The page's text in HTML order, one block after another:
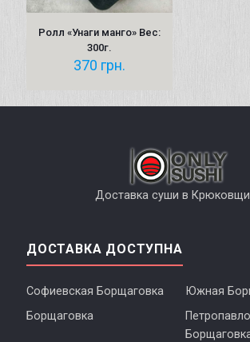
Ролл «Унаги манго» Вес:
300г.
370 грн.
Доставка суши в
ДОСТАВКА ДОСТУПНА
Софиевская Борщаговка
Южная
Борщаговка